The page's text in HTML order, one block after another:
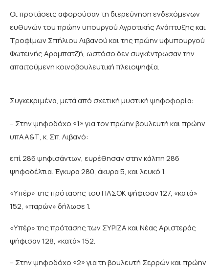
Οι προτάσεις αφορούσαν τη διερεύνηση ενδεχόμενων
ευθυνών του πρώην υπουργού Αγροτικής Ανάπτυξης και
Τροφίμων Σπήλιου Λιβανού και της πρώην υφυπουργού
Φωτεινής Αραμπατζή, ωστόσο δεν συγκέντρωσαν την
απαιτούμενη κοινοβουλευτική πλειοψηφία.
Συγκεκριμένα, μετά από σχετική μυστική ψηφοφορία:
– Στην ψηφοδόχο «1» για τον πρώην βουλευτή και πρώην
υπΑΑ&Τ, κ. Σπ. Λιβανό:
επί 286 ψηφισάντων, ευρέθησαν στην κάλπη 286
ψηφοδέλτια. Έγκυρα 280, άκυρα 5, και λευκό 1.
«Υπέρ» της πρότασης του ΠΑΣΟΚ ψήφισαν 127, «κατά»
152, «παρών» δήλωσε 1.
«Υπέρ» της πρότασης των ΣΥΡΙΖΑ και Νέας Αριστεράς
ψήφισαν 128, «κατά» 152.
– Στην ψηφοδόχο «2» για τη βουλευτή Σερρών και πρώην